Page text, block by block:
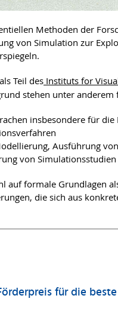
Methoden der
von Simulation zur
Teil des Instituts for
stehen unter anderem
insbesondere für
Ausführung
von Simulationsstudien
auf formale Grundlagen
die sich aus
für die